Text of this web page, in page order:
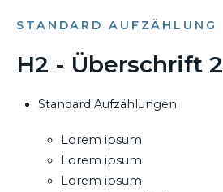
STANDARD AUFZÄHLUNG
H2 - Überschrift 2
Standard Aufzählungen
Lorem ipsum
Lorem ipsum
Lorem ipsum